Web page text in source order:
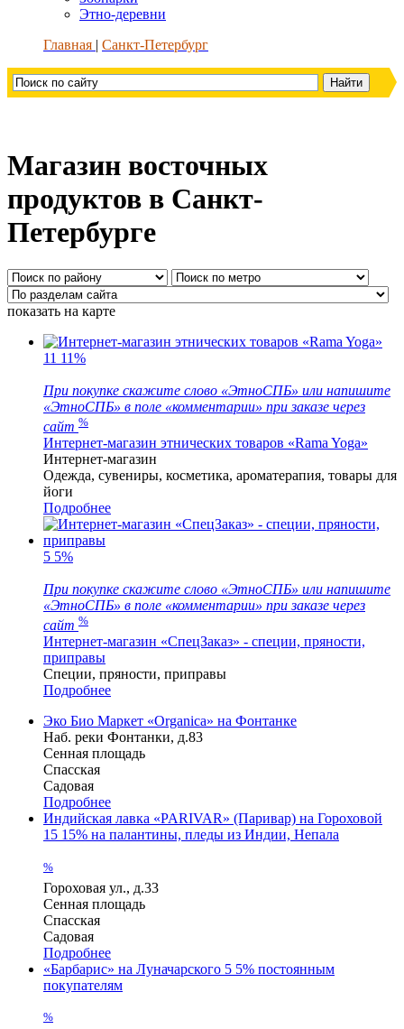
Этно-деревни
Главная
Санкт-Петербург
Магазин восточных
продуктов в Санкт-
Петербурге
показать на карте
11 11%
При покупке скажите слово «ЭтноСПБ» или напишите
«ЭтноСПБ» в поле «комментарии» при заказе через
сайт %
Интернет-магазин этнических товаров «Rama Yoga»
Интернет-магазин
Одежда, сувениры, косметика, ароматерапия, товары для
йоги
Подробнее
5 5%
При покупке скажите слово «ЭтноСПБ» или напишите
«ЭтноСПБ» в поле «комментарии» при заказе через
сайт %
Интернет-магазин «СпецЗаказ» - специи, пряности,
приправы
Специи, пряности, приправы
Подробнее
Эко Био Маркет «Organica» на Фонтанке
Наб. реки Фонтанки, д.83
Сенная площадь
Спасская
Садовая
Подробнее
Индийская лавка «PARIVAR» (Паривар) на Гороховой
15 15% на палантины, пледы из Индии, Непала
%
Гороховая ул., д.33
Сенная площадь
Спасская
Садовая
Подробнее
«Барбарис» на Луначарского 5 5% постоянным
покупателям
%